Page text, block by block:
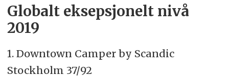
Globalt eksepsjonelt nivå
2019
1. Downtown Camper by Scandic
Stockholm 37/92